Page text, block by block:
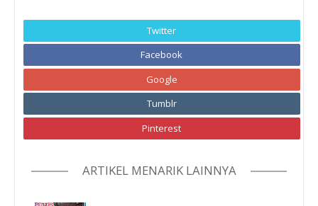
Twitter
Facebook
Google
Tumblr
Pinterest
ARTIKEL MENARIK LAINNYA